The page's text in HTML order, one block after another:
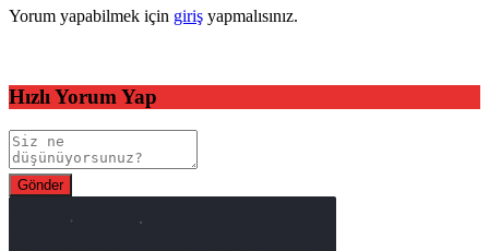
Yorum yapabilmek için giriş yapmalısınız.
Hızlı Yorum Yap